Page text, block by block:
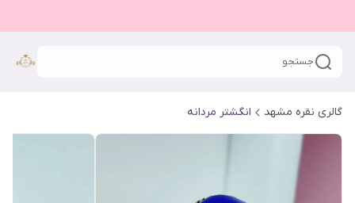
جستجو
گالری نقره مشهد انگشتر مردانه